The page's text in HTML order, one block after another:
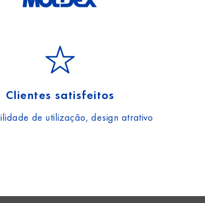
Clientes satisfeitos
de utilização, design atrativo